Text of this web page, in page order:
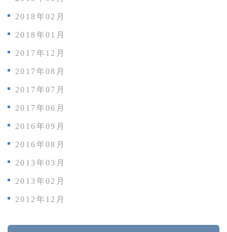
2018年02月
2018年01月
2017年12月
2017年08月
2017年07月
2017年06月
2016年09月
2016年08月
2013年03月
2013年02月
2012年12月